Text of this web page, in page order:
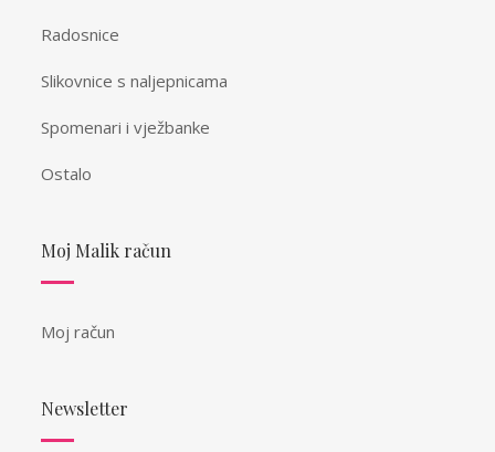
Radosnice
Slikovnice s naljepnicama
Spomenari i vježbanke
Ostalo
Moj Malik račun
Moj račun
Newsletter